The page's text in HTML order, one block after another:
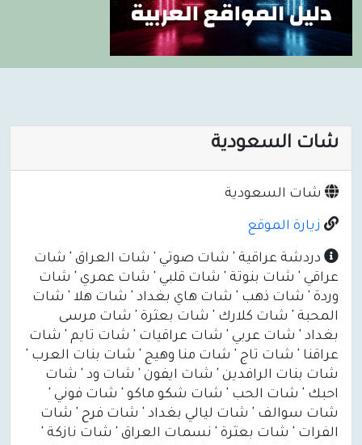
شات السعودية
شات السعودية
زيارة الموقع
دردشة عراقية ' شات صوتي ' شات العراق ' شات
عراقي ' شات بنوتة ' شات قلبي ' شات عمري ' شات
وردة ' شات ذهب ' شات هاي بغداد ' شات هلا ' شات
المحبة ' شات كلارك ' شات بعثرة ' شات مرسى
بغداد ' شات عربي ' شات عراقيات ' شات تايم ' شات
عراقنا ' شات تاج ' شات منا وهيج ' شات بنات العرب '
شات بنات الرافدين ' شات ايفون ' شات ود ' شات
احبك ' شات الحب ' شات شكو ماكو ' شات فوني '
شات سوالف ' شات ليالي بغداد ' شات فرح ' شات
الفرات ' شات بعثرة ' نسمات العراق ' شات نازكة '